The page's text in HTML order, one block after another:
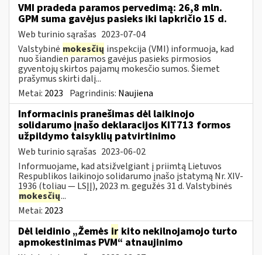
VMI pradeda paramos pervedimą: 26,8 mln.
GPM suma gavėjus pasieks iki lapkričio 15 d.
Web turinio sąrašas 2023-07-04
Valstybinė mokesčių inspekcija (VMI) informuoja, kad
nuo šiandien paramos gavėjus pasieks pirmosios
gyventojų skirtos pajamų mokesčio sumos. Šiemet
prašymus skirti dalį...
Metai: 2023 Pagrindinis: Naujiena
Informacinis pranešimas dėl laikinojo
solidarumo įnašo deklaracijos KIT713 formos
užpildymo taisyklių patvirtinimo
Web turinio sąrašas 2023-06-02
Informuojame, kad atsižvelgiant į priimtą Lietuvos
Respublikos laikinojo solidarumo įnašo įstatymą Nr. XIV-
1936 (toliau — LSĮĮ), 2023 m. gegužės 31 d. Valstybinės
mokesčių...
Metai: 2023
Dėl leidinio „Žemės ir kito nekilnojamojo turto
apmokestinimas PVM“ atnaujinimo